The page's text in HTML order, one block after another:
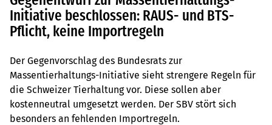
Initiative beschlossen: RAUS- und BTS-
Pflicht, keine Importregeln
Der Gegenvorschlag des Bundesrats zur
Massentierhaltungs-Initiative sieht strengere Regeln für
die Schweizer Tierhaltung vor. Diese sollen aber
kostenneutral umgesetzt werden. Der SBV stört sich
besonders an fehlenden Importregeln.